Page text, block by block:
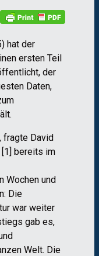
hat der
ersten Teil
der
Daten,
fragte David
[1] bereits im
Wochen und
Die
war weiter
gab es,
Welt. Die